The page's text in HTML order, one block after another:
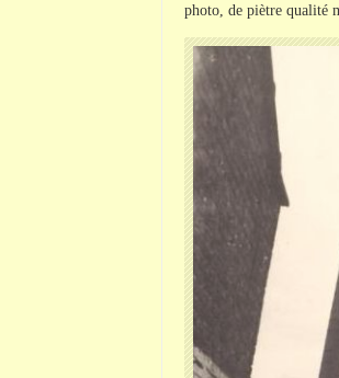
photo, de piètre qualité